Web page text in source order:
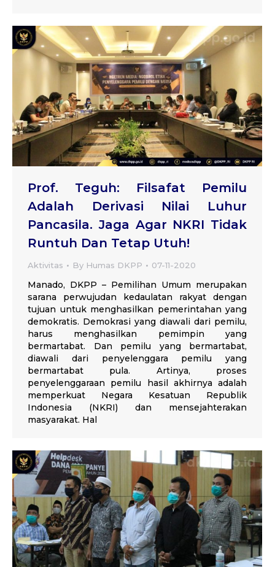
Prof. Teguh: Filsafat Pemilu
Adalah Derivasi Nilai Luhur
Pancasila. Jaga Agar NKRI Tidak
Runtuh Dan Tetap Utuh!
Aktivitas By Humas DKPP 07-11-2020
Manado, DKPP – Pemilihan Umum merupakan
sarana perwujudan kedaulatan rakyat dengan
tujuan untuk menghasilkan pemerintahan yang
demokratis. Demokrasi yang diawali dari pemilu,
harus menghasilkan pemimpin yang
bermartabat. Dan pemilu yang bermartabat,
diawali dari penyelenggara pemilu yang
bermartabat pula. Artinya, proses
penyelenggaraan pemilu hasil akhirnya adalah
memperkuat Negara Kesatuan Republik
Indonesia (NKRI) dan mensejahterakan
masyarakat. Hal